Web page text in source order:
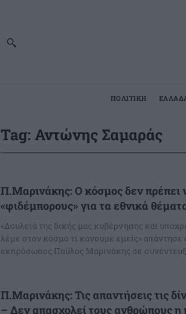
ΠΟΛΙΤΙΚΗ
Tag: Αντώνης Σαμαράς
Π.Μαρινάκης: Ο κόσμος δεν πρέπει
«φιδέμπορους» για τα εθνικά
«Δουλειά της δικής μας κυβέρνησης και
λέμε στον κόσμο τι κάνουμε εμείς» απάντησε
εκπρόσωπος Παύλος Μαρινάκης σε
Π.Μαρινάκης: Τις απαντήσεις τις
– Δεν απασχολεί τους ανθρώπους η